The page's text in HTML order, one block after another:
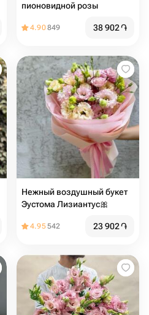
пионовидной розы
4.90849 38 902֏
Нежный воздушный букет
Эустома Лизиантус🎀
4.95542 23 902֏